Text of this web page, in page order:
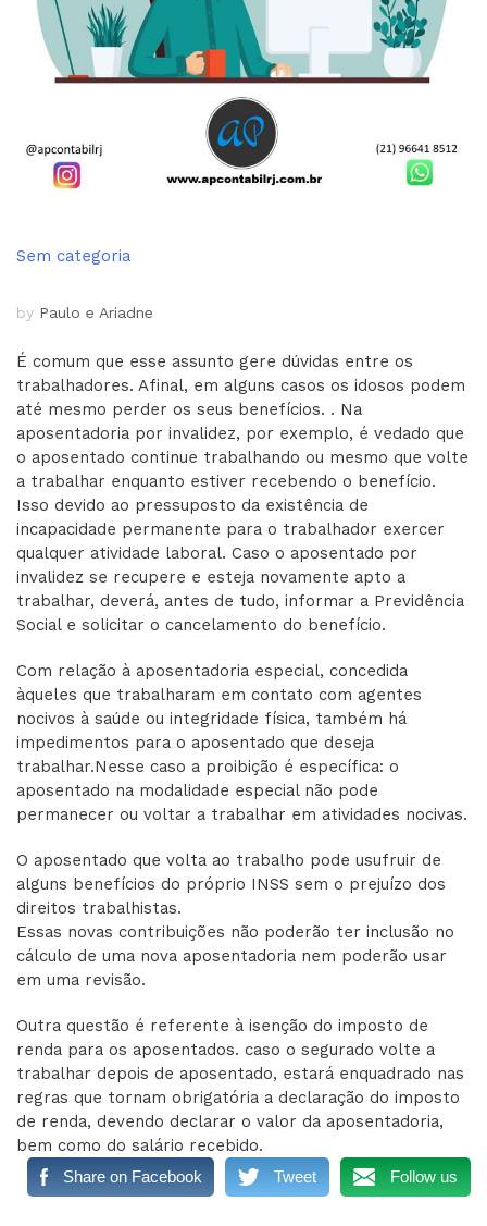
Sem categoria
by Paulo e Ariadne
É comum que esse assunto gere dúvidas entre os
trabalhadores. Afinal, em alguns casos os idosos podem
até mesmo perder os seus benefícios. . Na
aposentadoria por invalidez, por exemplo, é vedado que
o aposentado continue trabalhando ou mesmo que volte
a trabalhar enquanto estiver recebendo o benefício.
Isso devido ao pressuposto da existência de
incapacidade permanente para o trabalhador exercer
qualquer atividade laboral. Caso o aposentado por
invalidez se recupere e esteja novamente apto a
trabalhar, deverá, antes de tudo, informar a Previdência
Social e solicitar o cancelamento do benefício.
Com relação à aposentadoria especial, concedida
àqueles que trabalharam em contato com agentes
nocivos à saúde ou integridade física, também há
impedimentos para o aposentado que deseja
trabalhar.Nesse caso a proibição é específica: o
aposentado na modalidade especial não pode
permanecer ou voltar a trabalhar em atividades nocivas.
O aposentado que volta ao trabalho pode usufruir de
alguns benefícios do próprio INSS sem o prejuízo dos
direitos trabalhistas.
Essas novas contribuições não poderão ter inclusão no
cálculo de uma nova aposentadoria nem poderão usar
em uma revisão.
Outra questão é referente à isenção do imposto de
renda para os aposentados. caso o segurado volte a
trabalhar depois de aposentado, estará enquadrado nas
regras que tornam obrigatória a declaração do imposto
de renda, devendo declarar o valor da aposentadoria,
bem como do salário recebido.
Share on Facebook Tweet Follow us